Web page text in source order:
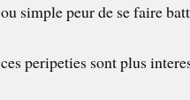
ou simple peur de se faire
ces peripeties sont plus